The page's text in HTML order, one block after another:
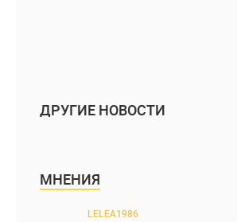
ДРУГИЕ НОВОСТИ
МНЕНИЯ
LELEA1986